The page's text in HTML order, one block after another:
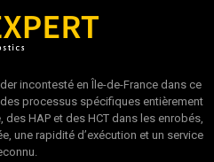
incontesté en Île-de-France dans ce
processus spécifiques entièrement
des HAP et des HCT dans les enrobés,
une rapidité d’exécution et un service